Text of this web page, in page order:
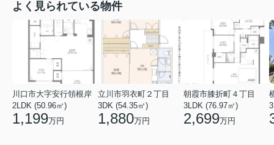
よく見られている物件
川口市大字安行領根岸
2LDK (50.96㎡)
1,199万円
立川市羽衣町２丁目
3DK (54.35㎡)
1,880万円
朝霞市膝折町４丁目
3LDK (76.97㎡)
2,699万円